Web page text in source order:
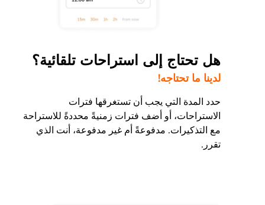
هل تحتاج إلى استراحات تلقائية؟
لدينا ما تحتاجه!
حدد المدة التي يجب أن تستغرقها فترات
الاستراحات، أو أضف فترات زمنيةً محددةً للاستراحة
مع التذكيرات. مدفوعةً أم غير مدفوعة، أنت الذي
تقرر.